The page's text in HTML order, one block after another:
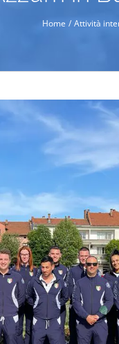
Home Attività